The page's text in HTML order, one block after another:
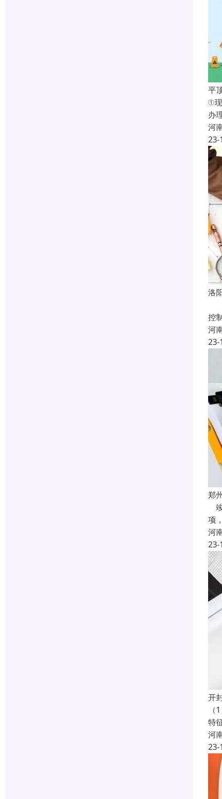
平
①
办
河
23-
洛
控
河
23-
郑
项
河
23-
开
特
河
23-